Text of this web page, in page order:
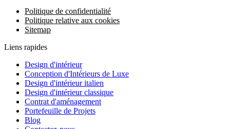
Politique de confidentialité
Politique relative aux cookies
Sitemap
Liens rapides
Design d'intérieur
Conception d'Intérieurs de Luxe
Design d'intérieur italien
Design d'intérieur classique
Contrat d'aménagement
Portefeuille de Projets
Blog